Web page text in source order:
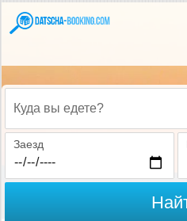
Куда вы едете?
Заезд